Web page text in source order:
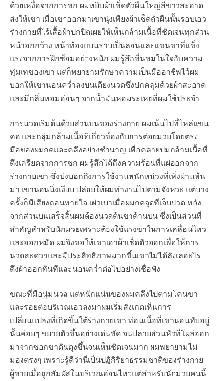
ด้วยเหงื่อจากการชก ผมหยิบผ้าเช็ดตัวผืนใหญ่สีขาวสะอาด
ส่งให้เขา เมื่อเขาออกมาเขานุ่งเพียงผ้าเช็ดตัวผืนนั้นรอบเอว
ร่างกายที่ไร้เสื้อผ้าปกปิดเผยให้เห็นกล้ามเนื้อที่ชัดเจนทุกส่วน
หน้าอกกว้าง หน้าท้องแบนราบเป็นลอนและแขนขาที่แข็ง
แรงจากการฝึกซ้อมอย่างหนัก ผมรู้สึกชื่นชมในใจกับความ
ทุ่มเทของเขา แต่ก็พยายามรักษาความเป็นมืออาชีพไว้ผม
บอกให้เขานอนคว่ำลงบนเตียงนวดซึ่งปกคลุมด้วยผ้าสะอาด
และมีกลิ่นหอมอ่อนๆ จากน้ำมันหอมระเหยที่ผมใช้ประจำ
การนวดเริ่มต้นด้วยส่วนบนของร่างกาย ผมเน้นไปที่ไหล่แขน
คอ และกลุ่มกล้ามเนื้อที่เกี่ยวข้องกับการต่อยมวยโดยตรง
มือของผมกดและคลึงอย่างชำนาญ เพื่อคลายปมกล้ามเนื้อที่
ตึงเครียดจากการชก ผมรู้สึกได้ถึงความร้อนที่แผ่ออกจาก
ร่างกายเขา ซึ่งบ่งบอกถึงการใช้งานหนักหน่วงที่เพิ่งผ่านพ้น
มา เขานอนนิ่งเงียบ ปล่อยให้ผมทำงานไปตามจังหวะ แต่บาง
ครั้งก็มีเสียงถอนหายใจแผ่วเบาเมื่อผมกดจุดที่เจ็บปวด หลัง
จากส่วนบนเสร็จสิ้นผมต้องนวดต้นขาด้านบน ซึ่งเป็นส่วนที่
สำคัญสำหรับนักมวยเพราะต้องใช้แรงขาในการเคลื่อนไหว
และออกหมัด ผมจึงขอให้เขาเอาผ้าเช็ดตัวออกเพื่อให้การ
นวดสะดวกและมีประสิทธิภาพมากขึ้นเขาไม่ได้ลังเลอะไร
ดึงผ้าออกทันทีและนอนคว่ำต่อไปอย่างเชื่อฟัง
ขณะที่มือนุ่มนวล แต่หนักแน่นของผมคลึงไปตามโคนขา
และรอยต่อบริเวณเอวลงมาผมเริ่มสังเกตเห็นการ
เปลี่ยนแปลงที่เกิดขึ้นใต้ร่างกายเขา ท่อนเนื้อที่เขานอนทับอยู่
นั้นค่อยๆ ขยายตัวขึ้นอย่างเด่นชัด จนปลายส่วนหัวที่โผล่ออก
มาจากซอกขาดันตุงขึ้นจนเห็นชัดเจนมาก ผมพยายามไม่
มองตรงๆ เพราะรู้ดีว่านี่เป็นปฏิกิริยาธรรมชาติของร่างกาย
ผู้ชายเมื่อถูกสัมผัสในบริเวณอ่อนไหวแต่สำหรับนักมวยคนนี้